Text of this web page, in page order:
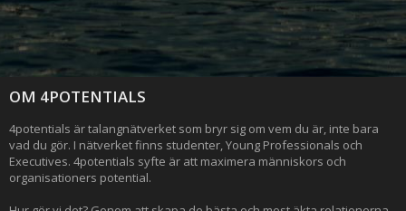
OM 4POTENTIALS
4potentials är talangnätverket som bryr sig om vem du är, inte bara
vad du gör. I nätverket finns studenter, Young Professionals och
Executives. 4potentials syfte är att maximera människors och
organisationers potential.